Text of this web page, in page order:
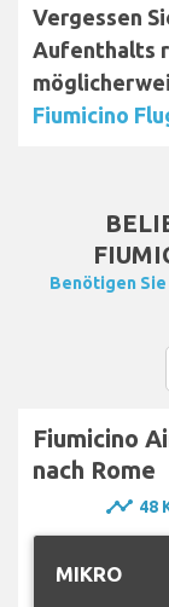
Vergessen
Aufenthalts
Fiumicino
Benötigen
Fiumicino
nach Rome
timeline 48
MIKRO